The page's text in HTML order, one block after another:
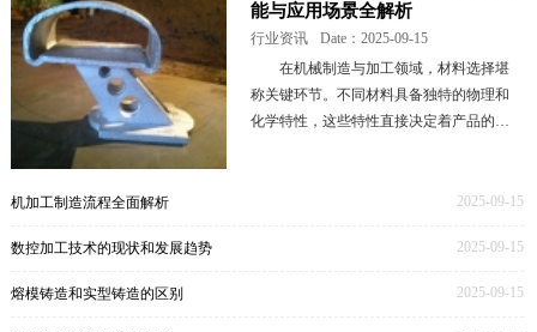
能与应用场景全解析
行业资讯
Date：2025-09-15
在机械制造与加工领域，材料选择堪
称关键环节。不同材料具备独特的物理和
化学特性，这些特性直接决定着产品的性
2025-09-15
机加工制造流程全面解析
2025-09-15
数控加工技术的现状和发展趋势
2025-09-15
熔模铸造和实型铸造的区别